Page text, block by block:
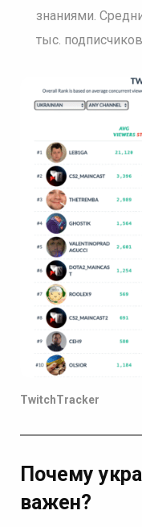
знаниями.
тыс. подписчиков.
TwitchTracker
Почему
важен?